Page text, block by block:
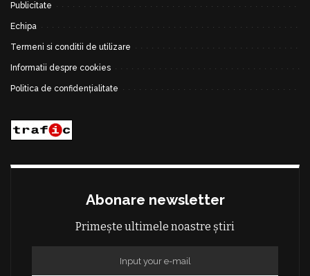
Publicitate
Echipa
Termeni si conditii de utilizare
Informatii despre cookies
Politica de confidențialitate
Abonare newsletter
Primește ultimele noastre știri